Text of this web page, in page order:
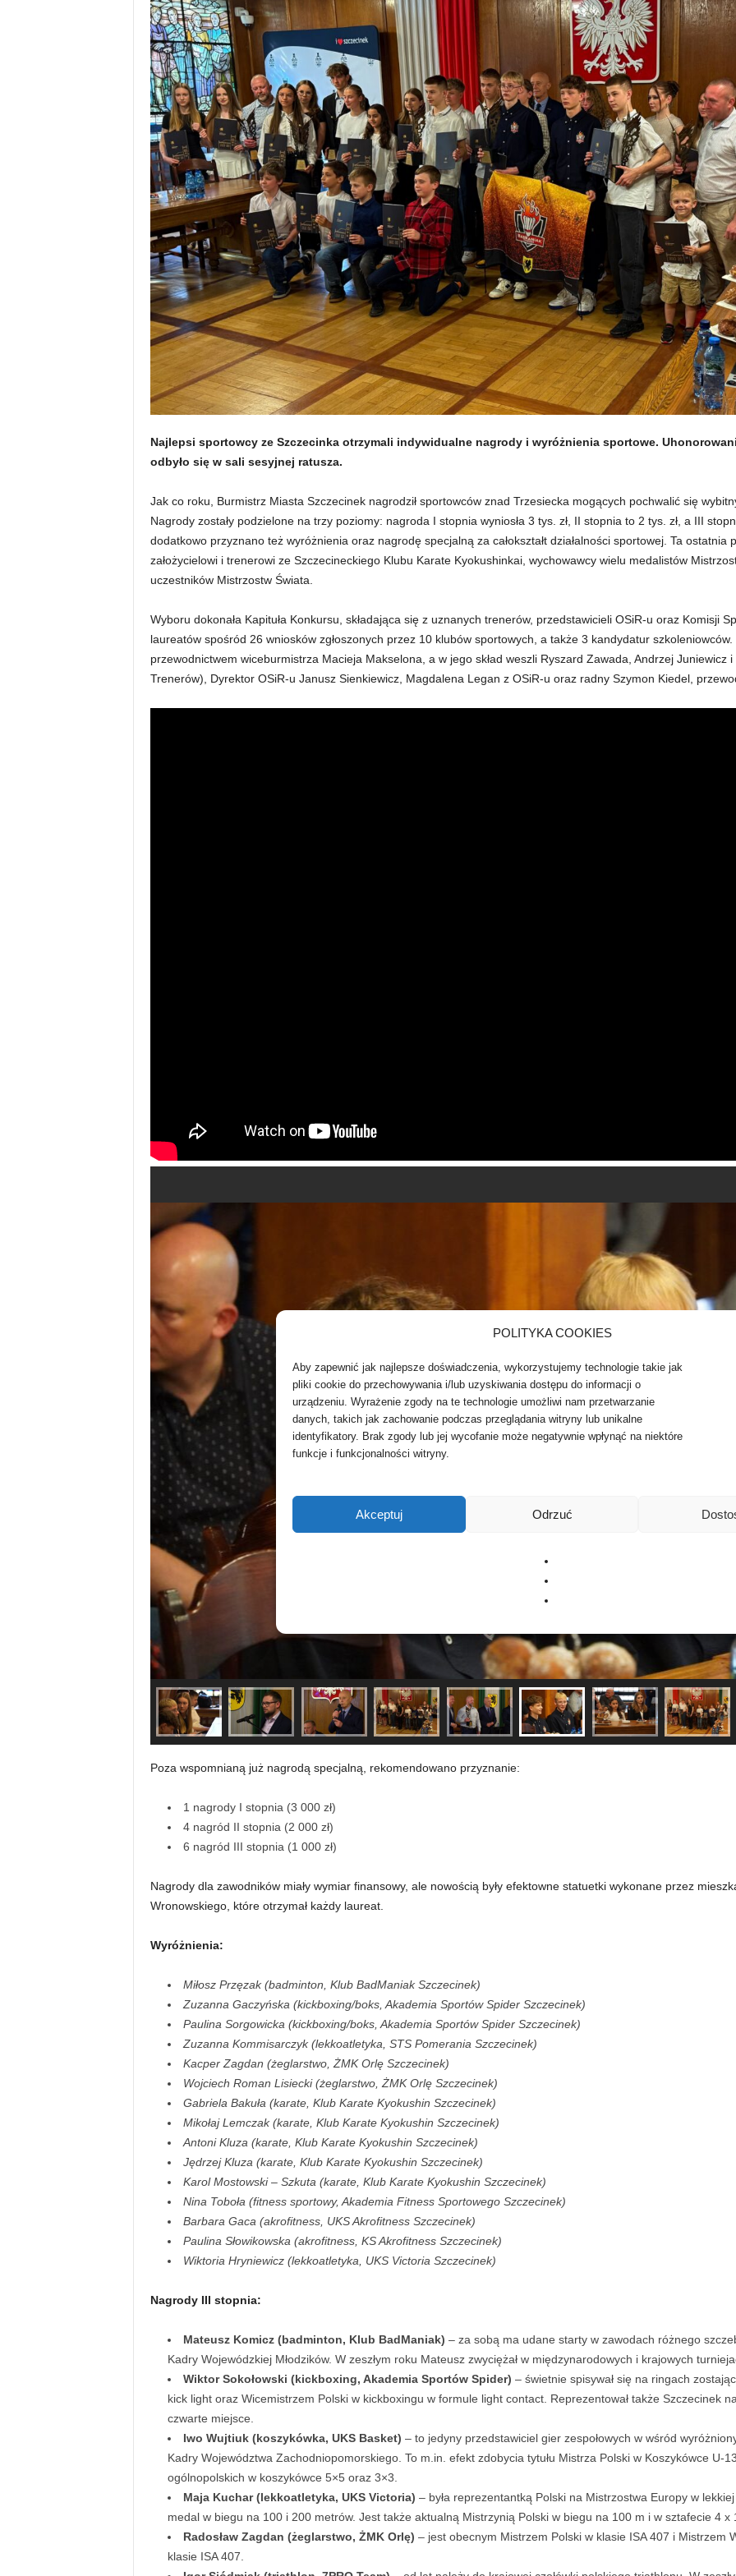
POLITYKA COOKIES
Aby zapewnić jak najlepsze doświadczenia, wykorzystujemy technologie takie jak
pliki cookie do przechowywania i/lub uzyskiwania dostępu do informacji o
urządzeniu. Wyrażenie zgody na te technologie umożliwi nam przetwarzanie
danych, takich jak zachowanie podczas przeglądania witryny lub unikalne
identyfikatory. Brak zgody lub jej wycofanie może negatywnie wpłynąć na niektóre
funkcje i funkcjonalności witryny.
Akceptuj Odrzuć
Najlepsi sportowcy ze Szczecinka otrzymali indywidualne nagrody i wyróżnienia sportowe.
odbyło się w sali sesyjnej ratusza.
Jak co roku, Burmistrz Miasta Szczecinek nagrodził sportowców znad Trzesiecka mogących pochwalić się
Nagrody zostały podzielone na trzy poziomy: nagroda I stopnia wyniosła 3 tys. zł, II stopnia to 2 tys. zł, a III
dodatkowo przyznano też wyróżnienia oraz nagrodę specjalną za całokształt działalności sportowej. Ta ostatnia
założycielowi i trenerowi ze Szczecineckiego Klubu Karate Kyokushinkai, wychowawcy wielu medalistów
uczestników Mistrzostw Świata.
Wyboru dokonała Kapituła Konkursu, składająca się z uznanych trenerów, przedstawicieli OSiR-u oraz Komisji
laureatów spośród 26 wniosków zgłoszonych przez 10 klubów sportowych, a także 3 kandydatur
przewodnictwem wiceburmistrza Macieja Makselona, a w jego skład weszli Ryszard Zawada, Andrzej Juniewicz
Trenerów), Dyrektor OSiR-u Janusz Sienkiewicz, Magdalena Legan z OSiR-u oraz radny Szymon Kiedel,
Poza wspomnianą już nagrodą specjalną, rekomendowano przyznanie:
1 nagrody I stopnia (3 000 zł)
4 nagród II stopnia (2 000 zł)
6 nagród III stopnia (1 000 zł)
Nagrody dla zawodników miały wymiar finansowy, ale nowością były efektowne statuetki wykonane przez
Wronowskiego, które otrzymał każdy laureat.
Wyróżnienia:
Miłosz Przęzak (badminton, Klub BadManiak Szczecinek)
Zuzanna Gaczyńska (kickboxing/boks, Akademia Sportów Spider Szczecinek)
Paulina Sorgowicka (kickboxing/boks, Akademia Sportów Spider Szczecinek)
Zuzanna Kommisarczyk (lekkoatletyka, STS Pomerania Szczecinek)
Kacper Zagdan (żeglarstwo, ŻMK Orlę Szczecinek)
Wojciech Roman Lisiecki (żeglarstwo, ŻMK Orlę Szczecinek)
Gabriela Bakuła (karate, Klub Karate Kyokushin Szczecinek)
Mikołaj Lemczak (karate, Klub Karate Kyokushin Szczecinek)
Antoni Kluza (karate, Klub Karate Kyokushin Szczecinek)
Jędrzej Kluza (karate, Klub Karate Kyokushin Szczecinek)
Karol Mostowski – Szkuta (karate, Klub Karate Kyokushin Szczecinek)
Nina Toboła (fitness sportowy, Akademia Fitness Sportowego Szczecinek)
Barbara Gaca (akrofitness, UKS Akrofitness Szczecinek)
Paulina Słowikowska (akrofitness, KS Akrofitness Szczecinek)
Wiktoria Hryniewicz (lekkoatletyka, UKS Victoria Szczecinek)
Nagrody III stopnia:
Mateusz Komicz (badminton, Klub BadManiak) – za sobą ma udane starty w zawodach różnego
Kadry Wojewódzkiej Młodzików. W zeszłym roku Mateusz zwyciężał w międzynarodowych i krajowych
Wiktor Sokołowski (kickboxing, Akademia Sportów Spider) – świetnie spisywał się na ringach
kick light oraz Wicemistrzem Polski w kickboxingu w formule light contact. Reprezentował także Szczecinek
czwarte miejsce.
Iwo Wujtiuk (koszykówka, UKS Basket) – to jedyny przedstawiciel gier zespołowych w wśród
Kadry Województwa Zachodniopomorskiego. To m.in. efekt zdobycia tytułu Mistrza Polski w Koszykówce U-
ogólnopolskich w koszykówce 5×5 oraz 3×3.
Maja Kuchar (lekkoatletyka, UKS Victoria) – była reprezentantką Polski na Mistrzostwa Europy w
medal w biegu na 100 i 200 metrów. Jest także aktualną Mistrzynią Polski w biegu na 100 m i w sztafecie 4 x
Radosław Zagdan (żeglarstwo, ŻMK Orlę) – jest obecnym Mistrzem Polski w klasie ISA 407 i Mistrzem
klasie ISA 407.